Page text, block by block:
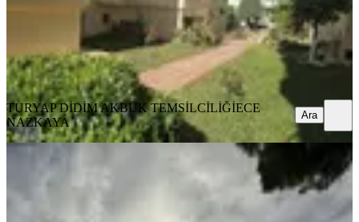
7.400.000 ₺Geri Dönüş: 21 yıl
TURYAP DİDİM AKBÜK TEMSİLCİLİĞİ ECE NAZKAYA
Ara
TURYAP DİDİM AKBÜK TEMSİLCİLİĞİECE
NAZKAYA
Ara
SIFIR BİNA
Didimde Denize 100metre 3+1 Ayrı
Mutfak Dubleks